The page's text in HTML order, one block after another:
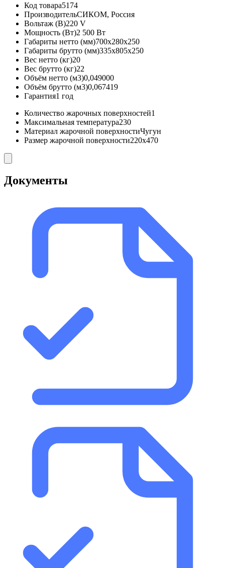
Код товара5174
ПроизводительСИКОМ, Россия
Вольтаж (В)220 V
Мощность (Вт)2 500 Вт
Габариты нетто (мм)700x280x250
Габариты брутто (мм)335x805x250
Вес нетто (кг)20
Вес брутто (кг)22
Объём нетто (м3)0,049000
Объём брутто (м3)0,067419
Гарантия1 год
Количество жарочных поверхностей1
Максимальная температура230
Материал жарочной поверхностиЧугун
Размер жарочной поверхности220х470
Документы